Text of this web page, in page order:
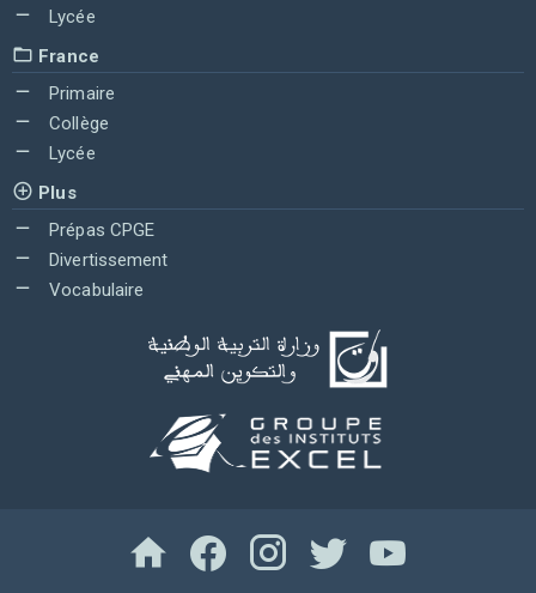
Lycée
France
Primaire
Collège
Lycée
Plus
Prépas CPGE
Divertissement
Vocabulaire